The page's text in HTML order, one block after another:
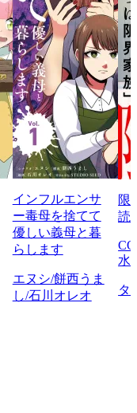
インフルエンサ
ー毒母を捨てて
優しい義母と暮
らします
エヌシ/餅西うま
し/石川オレオ
限
読
水
タ